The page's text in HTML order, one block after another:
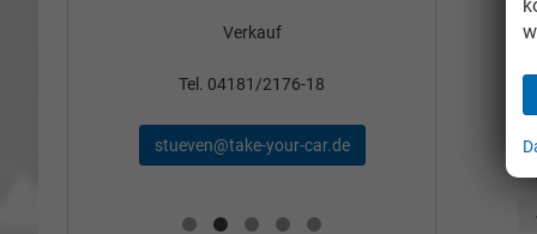
Verkauf
Tel. 04181/2176-18
stueven@take-your-car.de